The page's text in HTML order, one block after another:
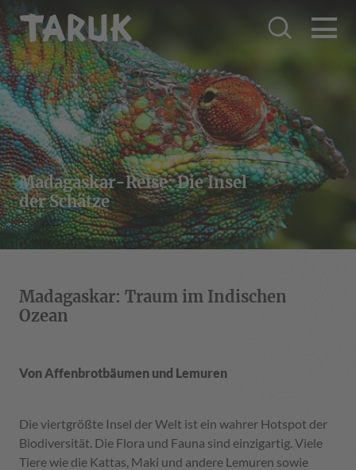
Madagaskar-Reise: Die Insel
der Schätze
Madagaskar: Traum im Indischen
Ozean
Von Affenbrotbäumen und Lemuren
Die viertgrößte Insel der Welt ist ein wahrer Hotspot der
Biodiversität. Die Flora und Fauna sind einzigartig. Viele
Tiere wie die Kattas, Maki und andere Lemuren sowie